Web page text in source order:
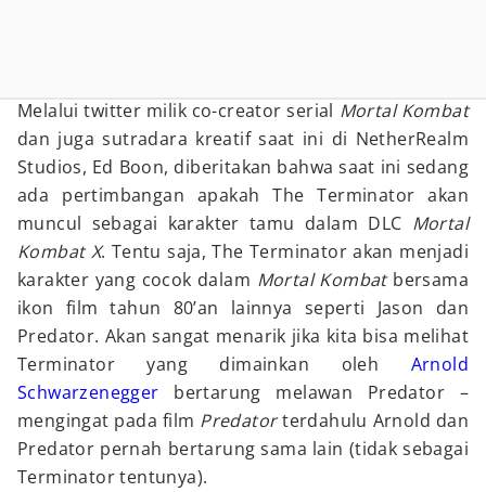
Melalui twitter milik co-creator serial Mortal Kombat
dan juga sutradara kreatif saat ini di NetherRealm
Studios, Ed Boon, diberitakan bahwa saat ini sedang
ada pertimbangan apakah The Terminator akan
muncul sebagai karakter tamu dalam DLC Mortal
Kombat X. Tentu saja, The Terminator akan menjadi
karakter yang cocok dalam Mortal Kombat bersama
ikon film tahun 80’an lainnya seperti Jason dan
Predator. Akan sangat menarik jika kita bisa melihat
Terminator yang dimainkan oleh Arnold
Schwarzenegger bertarung melawan Predator –
mengingat pada film Predatorterdahulu Arnold dan
Predator pernah bertarung sama lain (tidak sebagai
Terminator tentunya).